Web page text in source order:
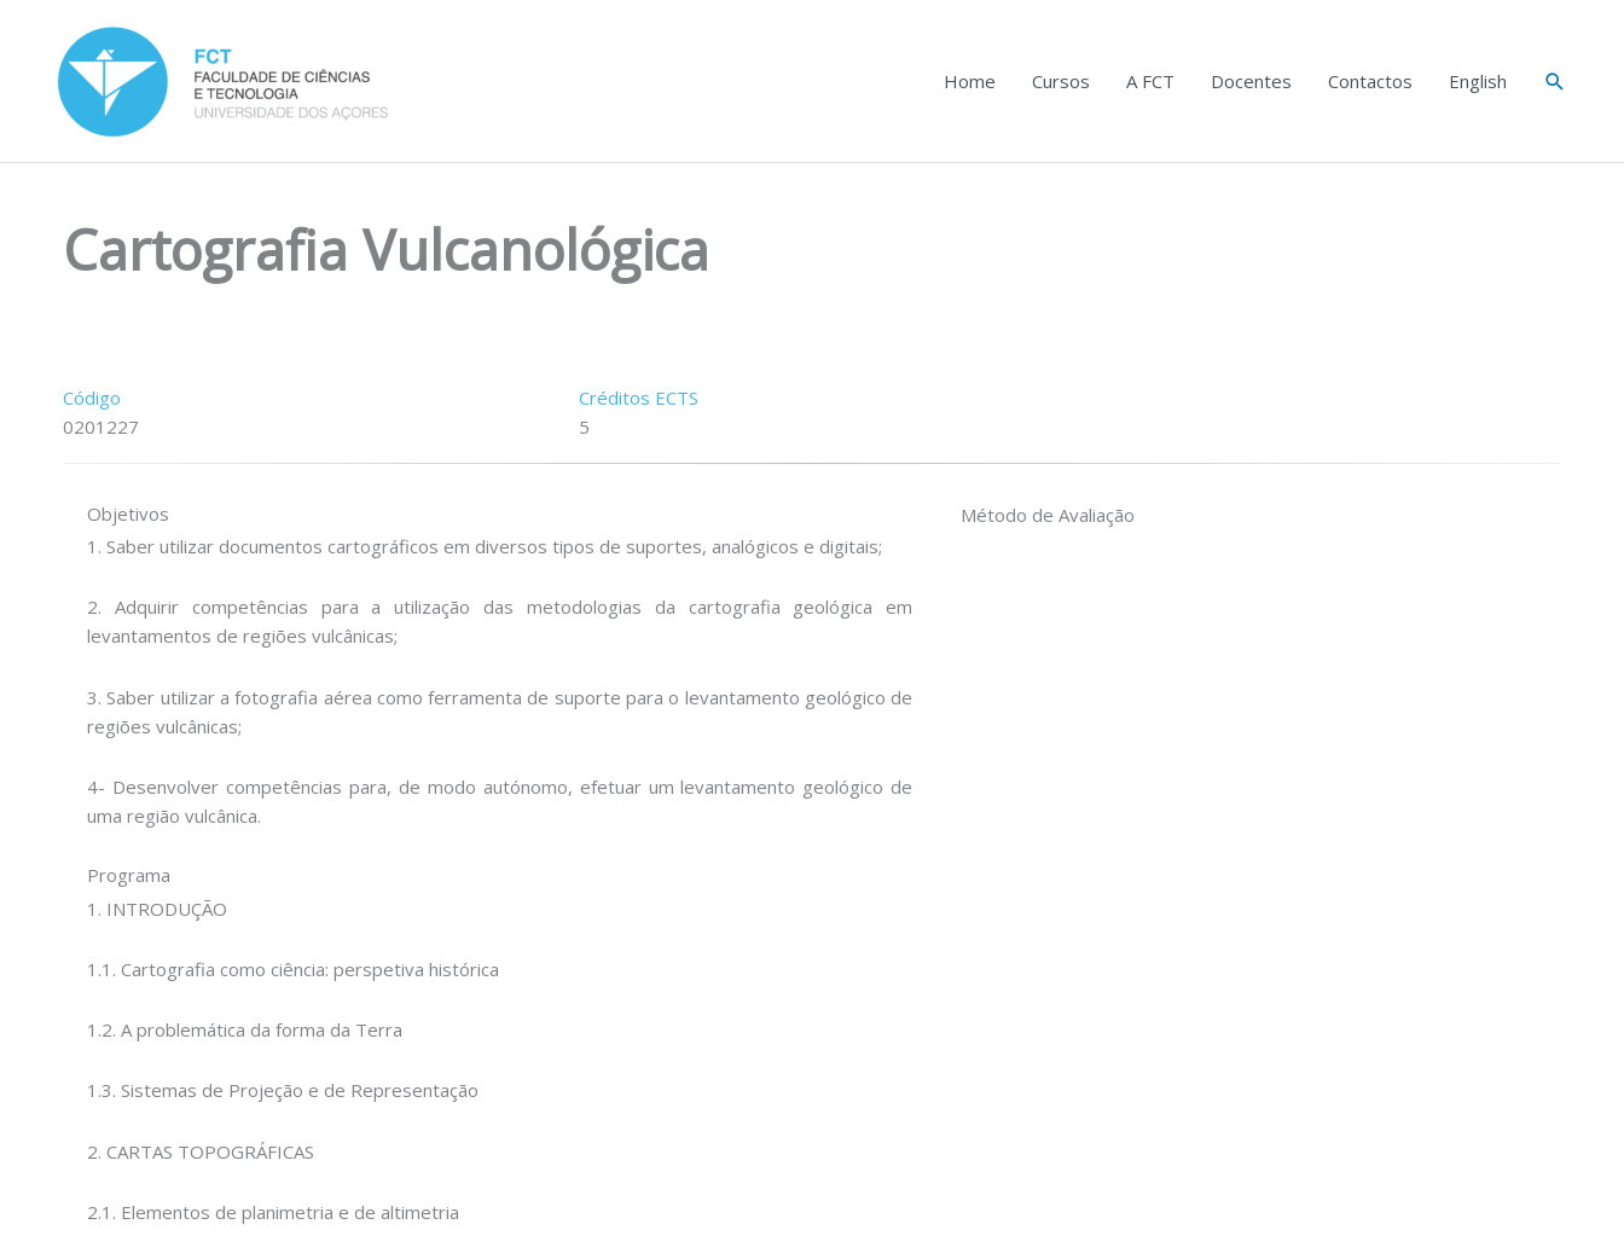
content
Home Cursos A FCT Docentes Contactos English Search
Cartografia Vulcanológica
Código
0201227
Créditos ECTS
5
Objetivos
1. Saber utilizar documentos cartográficos em diversos tipos de suportes, analógicos e digitais;
2. Adquirir competências para a utilização das metodologias da cartografia geológica em
levantamentos de regiões vulcânicas;
3. Saber utilizar a fotografia aérea como ferramenta de suporte para o levantamento geológico de
regiões vulcânicas;
4- Desenvolver competências para, de modo autónomo, efetuar um levantamento geológico de
uma região vulcânica.
Programa
1. INTRODUÇÃO
1.1. Cartografia como ciência: perspetiva histórica
1.2. A problemática da forma da Terra
1.3. Sistemas de Projeção e de Representação
2. CARTAS TOPOGRÁFICAS
2.1. Elementos de planimetria e de altimetria
Método de Avaliação